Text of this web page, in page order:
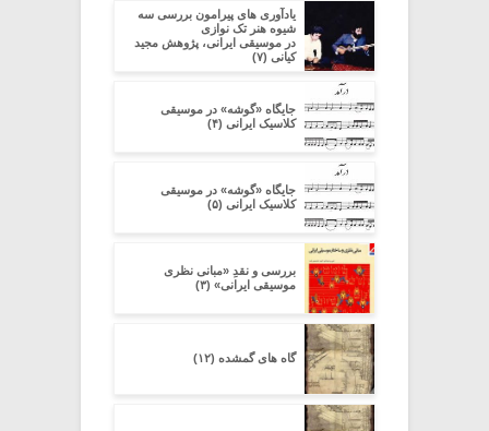
یادآوری های پیرامون بررسی سه
شیوه هنر تک نوازی
در موسیقی ایرانی، پژوهش مجید
کیانی (۷)
جایگاه «گوشه» در موسیقی
کلاسیک ایرانی (۴)
جایگاه «گوشه» در موسیقی
کلاسیک ایرانی (۵)
بررسی و نقدِ «مبانی نظری
موسیقی ایرانی» (۳)
گاه های گمشده (۱۲)